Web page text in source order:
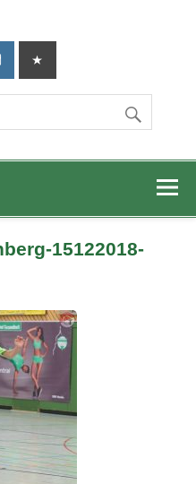
TG-Geislingen
15122018-